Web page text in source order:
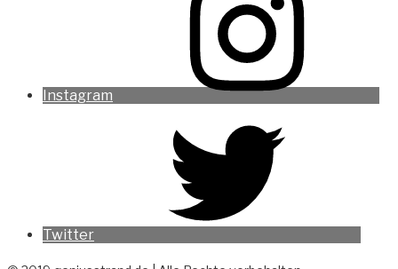
Instagram
Twitter